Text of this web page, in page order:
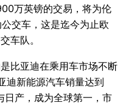
万英镑的交易，将为伦
交车，这是迄今为止欧
车队。
比亚迪在乘用车市场不断
迪新能源汽车销量达到
日产，成为全球第一，市